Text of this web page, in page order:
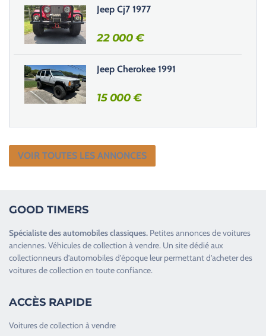
e
.
Jeep Cj7 1977
22 000€
Jeep Cherokee 1991
15 000€
VOIR TOUTES LES ANNONCES
GOOD TIMERS
Spécialiste desautomobiles classiques. Petites annonces devoitures
anciennes.Véhicules de collection à vendre. Un site dédié aux
collectionneurs d’automobiles d’époque leur permettant d’acheter des
voitures de collection en toute confiance.
ACCÈS RAPIDE
Voitures de collection à vendre